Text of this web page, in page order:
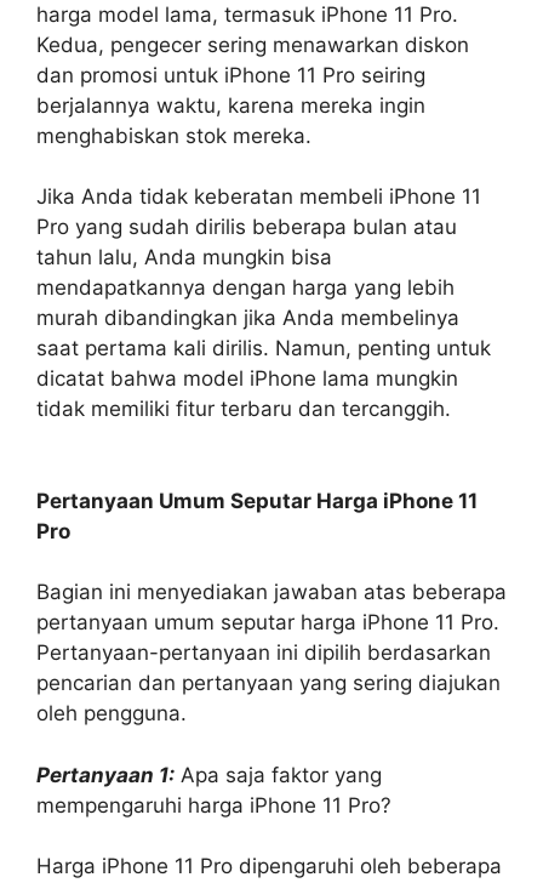
harga model lama, termasuk iPhone 11 Pro.
Kedua, pengecer sering menawarkan diskon
dan promosi untuk iPhone 11 Pro seiring
berjalannya waktu, karena mereka ingin
menghabiskan stok mereka.
Jika Anda tidak keberatan membeli iPhone 11
Pro yang sudah dirilis beberapa bulan atau
tahun lalu, Anda mungkin bisa
mendapatkannya dengan harga yang lebih
murah dibandingkan jika Anda membelinya
saat pertama kali dirilis. Namun, penting untuk
dicatat bahwa model iPhone lama mungkin
tidak memiliki fitur terbaru dan tercanggih.
Pertanyaan Umum Seputar Harga iPhone 11
Pro
Bagian ini menyediakan jawaban atas beberapa
pertanyaan umum seputar harga iPhone 11 Pro.
Pertanyaan-pertanyaan ini dipilih berdasarkan
pencarian dan pertanyaan yang sering diajukan
oleh pengguna.
Pertanyaan 1: Apa saja faktor yang
mempengaruhi harga iPhone 11 Pro?
Harga iPhone 11 Pro dipengaruhi oleh beberapa